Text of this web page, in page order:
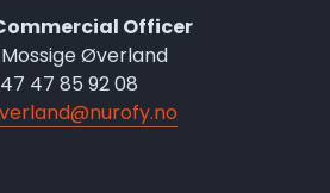
Officer
Mossige Øverland
47 85 92 08